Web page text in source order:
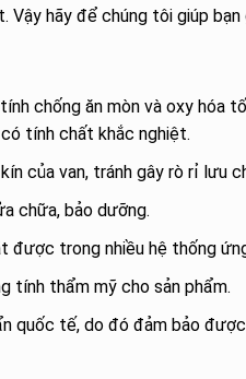
hãy để chúng tôi giúp
chống ăn mòn và oxy hóa
tính chất khắc nghiệt.
của van, tránh gây rò rỉ lưu
chữa, bảo dưỡng.
trong nhiều hệ thống
tính thẩm mỹ cho sản phẩm.
quốc tế, do đó đảm bảo